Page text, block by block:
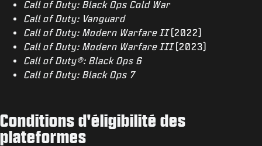
Call of Duty: Black Ops Cold War
Call of Duty: Vanguard
Call of Duty: Modern Warfare II(2022)
Call of Duty: Modern Warfare III(2023)
Call of Duty®: Black Ops 6
Call of Duty: Black Ops 7
Conditions d'éligibilité des
plateformes